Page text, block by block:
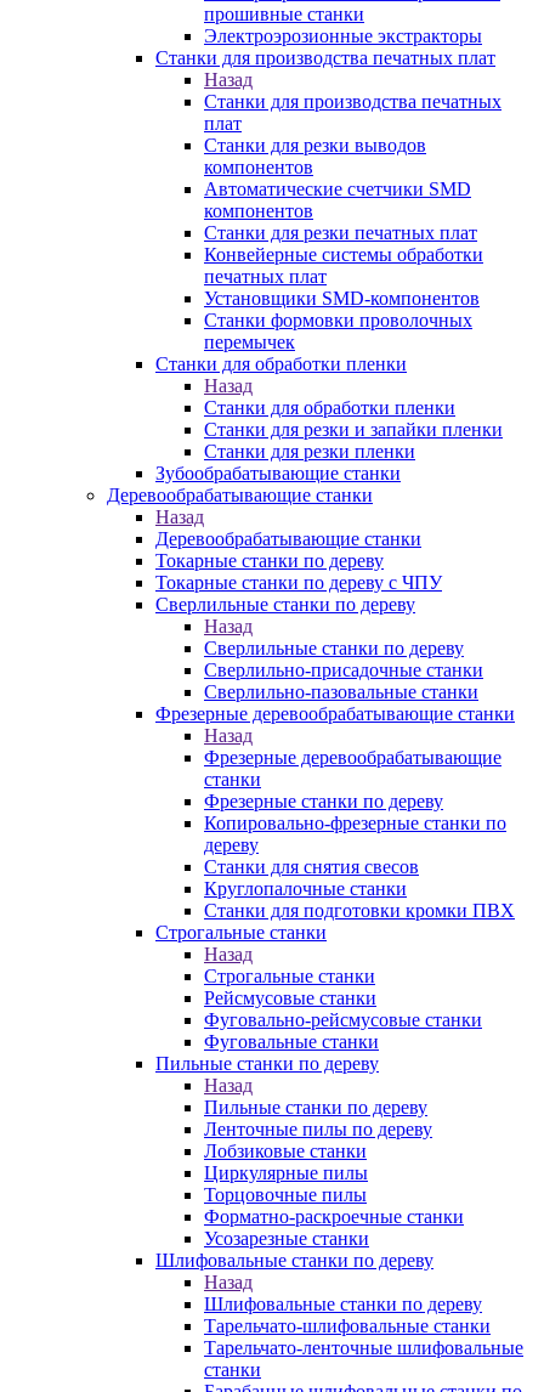
прошивные станки
Электроэрозионные экстракторы
Станки для производства печатных плат
Назад
Станки для производства печатных
плат
Станки для резки выводов
компонентов
Автоматические счетчики SMD
компонентов
Станки для резки печатных плат
Конвейерные системы обработки
печатных плат
Установщики SMD-компонентов
Станки формовки проволочных
перемычек
Станки для обработки пленки
Назад
Станки для обработки пленки
Станки для резки и запайки пленки
Станки для резки пленки
Зубообрабатывающие станки
Деревообрабатывающие станки
Назад
Деревообрабатывающие станки
Токарные станки по дереву
Токарные станки по дереву с ЧПУ
Сверлильные станки по дереву
Назад
Сверлильные станки по дереву
Сверлильно-присадочные станки
Сверлильно-пазовальные станки
Фрезерные деревообрабатывающие станки
Назад
Фрезерные деревообрабатывающие
станки
Фрезерные станки по дереву
Копировально-фрезерные станки по
дереву
Станки для снятия свесов
Круглопалочные станки
Станки для подготовки кромки ПВХ
Строгальные станки
Назад
Строгальные станки
Рейсмусовые станки
Фуговально-рейсмусовые станки
Фуговальные станки
Пильные станки по дереву
Назад
Пильные станки по дереву
Ленточные пилы по дереву
Лобзиковые станки
Циркулярные пилы
Торцовочные пилы
Форматно-раскроечные станки
Усозарезные станки
Шлифовальные станки по дереву
Назад
Шлифовальные станки по дереву
Тарельчато-шлифовальные станки
Тарельчато-ленточные шлифовальные
станки